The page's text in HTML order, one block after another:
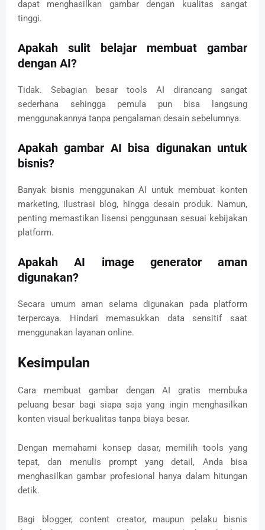
dapat menghasilkan gambar dengan kualitas sangat
tinggi.
Apakah sulit belajar membuat gambar
dengan AI?
Tidak. Sebagian besar tools AI dirancang sangat
sederhana sehingga pemula pun bisa langsung
menggunakannya tanpa pengalaman desain sebelumnya.
Apakah gambar AI bisa digunakan untuk
bisnis?
Banyak bisnis menggunakan AI untuk membuat konten
marketing, ilustrasi blog, hingga desain produk. Namun,
penting memastikan lisensi penggunaan sesuai kebijakan
platform.
Apakah AI image generator aman
digunakan?
Secara umum aman selama digunakan pada platform
terpercaya. Hindari memasukkan data sensitif saat
menggunakan layanan online.
Kesimpulan
Cara membuat gambar dengan AI gratis membuka
peluang besar bagi siapa saja yang ingin menghasilkan
konten visual berkualitas tanpa biaya besar.
Dengan memahami konsep dasar, memilih tools yang
tepat, dan menulis prompt yang detail, Anda bisa
menghasilkan gambar profesional hanya dalam hitungan
detik.
Bagi blogger, content creator, maupun pelaku bisnis